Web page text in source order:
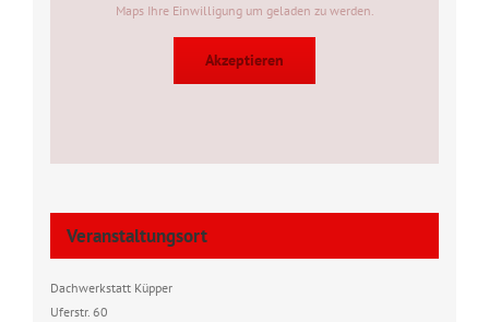
Veranstaltungsort
Dachwerkstatt Küpper
Uferstr. 60
Maps Ihre Einwilligung um geladen zu werden.
Akzeptieren